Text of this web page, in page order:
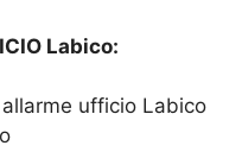
Labico:
ufficio Labico